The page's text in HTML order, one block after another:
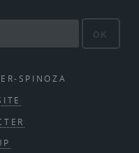
OK
SPINOZA